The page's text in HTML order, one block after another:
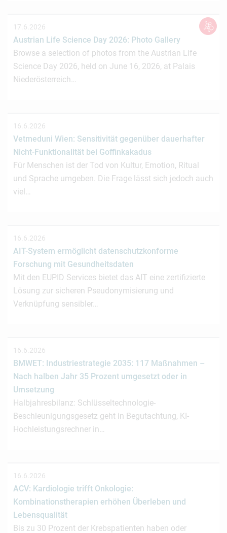
17.6.2026
Austrian Life Science Day 2026: Photo Gallery
Browse a selection of photos from the Austrian Life
Science Day 2026, held on June 16, 2026, at Palais
Niederösterreich…
16.6.2026
Vetmeduni Wien: Sensitivität gegenüber dauerhafter
Nicht-Funktionalität bei Goffinkakadus
Für Menschen ist der Tod von Kultur, Emotion, Ritual
und Sprache umgeben. Die Frage lässt sich jedoch auch
viel…
16.6.2026
AIT-System ermöglicht datenschutzkonforme
Forschung mit Gesundheitsdaten
Mit den EUPID Services bietet das AIT eine zertifizierte
Lösung zur sicheren Pseudonymisierung und
Verknüpfung sensibler…
16.6.2026
BMWET: Industriestrategie 2035: 117 Maßnahmen –
Nach halben Jahr 35 Prozent umgesetzt oder in
Umsetzung
Halbjahresbilanz: Schlüsseltechnologie-
Beschleunigungsgesetz geht in Begutachtung, KI-
Hochleistungsrechner in…
16.6.2026
ACV: Kardiologie trifft Onkologie:
Kombinationstherapien erhöhen Überleben und
Lebensqualität
Bis zu 30 Prozent der Krebspatienten haben oder